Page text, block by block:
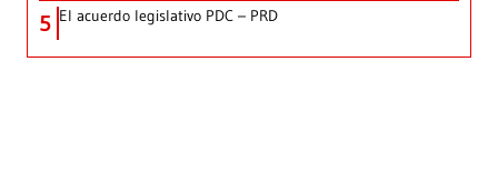
5 El acuerdo legislativo PDC – PRD